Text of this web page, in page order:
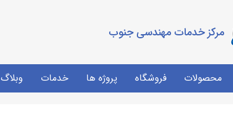
مرکز خدمات مهندسی جنوب
محصولات فروشگاه پروژه ها خدمات وبلاگ